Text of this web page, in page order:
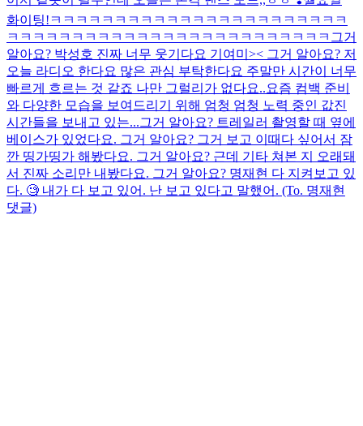
화이팅! ㅋㅋㅋㅋㅋㅋㅋㅋㅋㅋㅋㅋㅋㅋㅋㅋㅋㅋㅋㅋㅋㅋㅋ
ㅋㅋㅋㅋㅋㅋㅋㅋㅋㅋㅋㅋㅋㅋㅋㅋㅋㅋㅋㅋㅋㅋㅋㅋㅋ그거
알아요? 박성호 진짜 너무 웃기다요 기여미>< 그거 알아요? 저
오늘 라디오 한다요 많은 관심 부탁한다요 주말만 시간이 너무
빠르게 흐르는 것 같죠 나만 그럴리가 없다요..요즘 컴백 준비
와 다양한 모습을 보여드리기 위해 엄청 엄청 노력 중인 값진
시간들을 보내고 있는...그거 알아요? 트레일러 촬영할 때 옆에
베이스가 있었다요. 그거 알아요? 그거 보고 이때다 싶어서 잠
깐 띵가띵가 해봤다요. 그거 알아요? 근데 기타 쳐본 지 오래돼
서 진짜 소리만 내봤다요. 그거 알아요? 명재현 다 지켜보고 있
다. 🧐 내가 다 보고 있어. 난 보고 있다고 말했어. (To. 명재현
댓글)